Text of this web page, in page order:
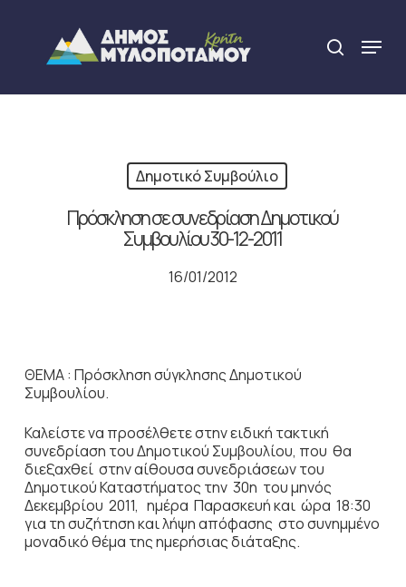
content
search
Menu
Δημοτικό Συμβούλιο
Πρόσκληση σε συνεδρίαση Δημοτικού
Συμβουλίου 30-12-2011
16/01/2012
ΘΕΜΑ : Πρόσκληση σύγκλησης Δημοτικού
Συμβουλίου.
Καλείστε να προσέλθετε στην ειδική τακτική
συνεδρίαση του Δημοτικού Συμβουλίου, που θα
διεξαχθεί στην αίθουσα συνεδριάσεων του
Δημοτικού Καταστήματος την 30η του μηνός
Δεκεμβρίου 2011, ημέρα Παρασκευή και ώρα 18:30
για τη συζήτηση και λήψη απόφασης στο συνημμένο
μοναδικό θέμα της ημερήσιας διάταξης.
Close